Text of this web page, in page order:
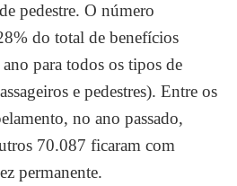
pedestre. O número
do total de benefícios
para todos os tipos de
e pedestres). Entre os
no ano passado,
70.087 ficaram com
permanente.